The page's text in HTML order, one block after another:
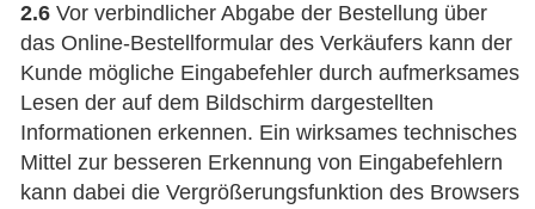
2.6 Vor verbindlicher Abgabe der Bestellung über
das Online-Bestellformular des Verkäufers kann der
Kunde mögliche Eingabefehler durch aufmerksames
Lesen der auf dem Bildschirm dargestellten
Informationen erkennen. Ein wirksames technisches
Mittel zur besseren Erkennung von Eingabefehlern
kann dabei die Vergrößerungsfunktion des Browsers